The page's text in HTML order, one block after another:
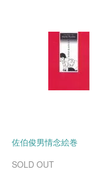
佐伯俊男情念絵巻
SOLD OUT